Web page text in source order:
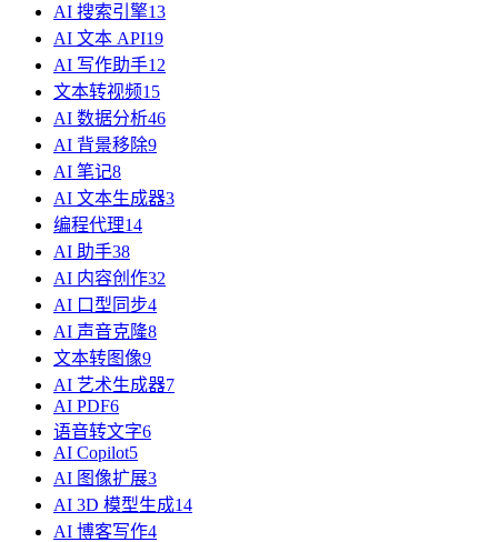
AI 搜索引擎13
AI 文本 API19
AI 写作助手12
文本转视频15
AI 数据分析46
AI 背景移除9
AI 笔记8
AI 文本生成器3
编程代理14
AI 助手38
AI 内容创作32
AI 口型同步4
AI 声音克隆8
文本转图像9
AI 艺术生成器7
AI PDF6
语音转文字6
AI Copilot5
AI 图像扩展3
AI 3D 模型生成14
AI 博客写作4